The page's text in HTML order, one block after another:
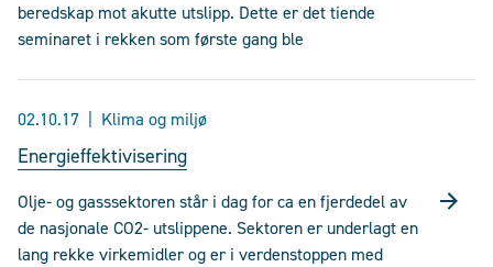
beredskap mot akutte utslipp. Dette er det tiende
seminaret i rekken som første gang ble
02.10.17 Klima og miljø
Energieffektivisering
Olje- og gasssektoren står i dag for ca en fjerdedel av
de nasjonale CO2- utslippene. Sektoren er underlagt en
lang rekke virkemidler og er i verdenstoppen med